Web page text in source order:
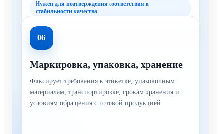
Нужен для подтверждения соответствия и
стабильности качества
06
Маркировка, упаковка, хранение
Фиксирует требования к этикетке, упаковочным
материалам, транспортировке, срокам хранения и
условиям обращения с готовой продукцией.